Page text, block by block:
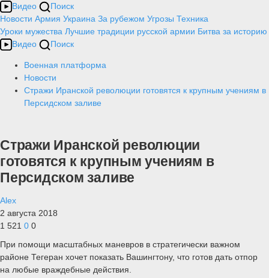
Видео
Поиск
Новости Армия Украина За рубежом Угрозы Техника
Уроки мужества Лучшие традиции русской армии Битва за историю
Видео
Поиск
Военная платформа
Новости
Стражи Иранской революции готовятся к крупным учениям в
Персидском заливе
Стражи Иранской революции
готовятся к крупным учениям в
Персидском заливе
Alex
2 августа 2018
1 521 0 0
При помощи масштабных маневров в стратегически важном
районе Тегеран хочет показать Вашингтону, что готов дать отпор
на любые враждебные действия.